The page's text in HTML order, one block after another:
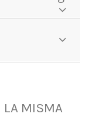
LA MISMA